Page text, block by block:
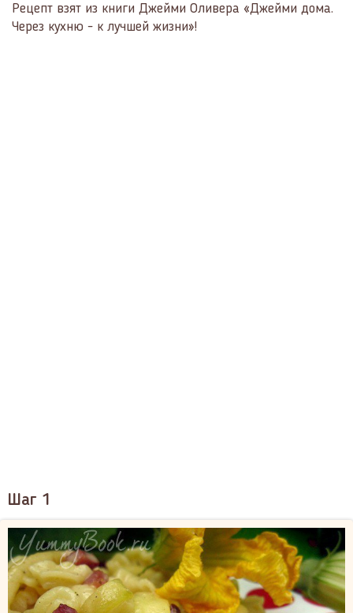
Рецепт взят из книги Джейми Оливера «Джейми дома.
Через кухню - к лучшей жизни»!
Шаг 1